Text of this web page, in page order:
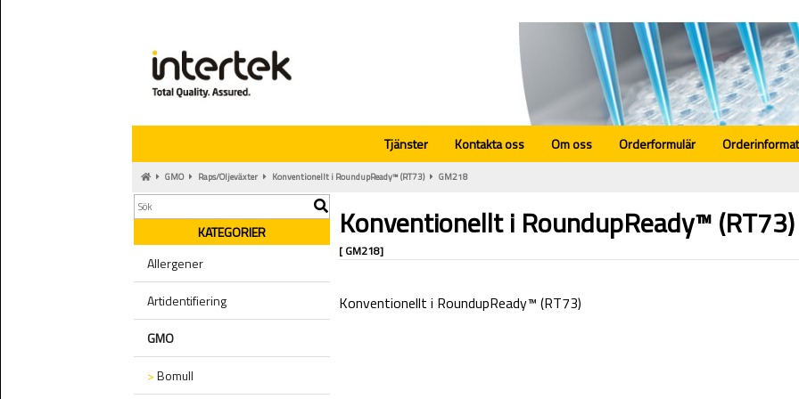
Tjänster Kontakta oss Om oss Orderformulär
GMO Raps/Oljeväxter Konventionellt i RoundupReady™ (RT73) GM218
KATEGORIER
Allergener
Artidentifiering
GMO
>Bomull
Konventionellt i RoundupReady™ (RT73)
[ GM218]
Konventionellt i RoundupReady™ (RT73)